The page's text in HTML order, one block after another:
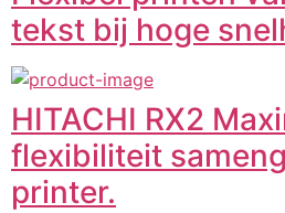
tekst bij hoge
HITACHI RX2
flexibiliteit
printer.